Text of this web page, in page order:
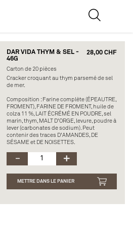
DAR VIDA THYM & SEL -
46G
28,00 CHF
Carton de 20 pièces
Cracker croquant au thym parsemé de sel
de mer.
Composition : Farine complète (ÉPEAUTRE,
FROMENT), FARINE DE FROMENT, huile de
colza 11 %, LAIT ÉCRÉMÉ EN POUDRE, sel
marin, thym, MALT D'ORGE, levure, poudre à
lever (carbonates de sodium). Peut
contenir des traces D'AMANDES, DE
SÉSAME et DE NOISETTES.
METTRE DANS LE PANIER